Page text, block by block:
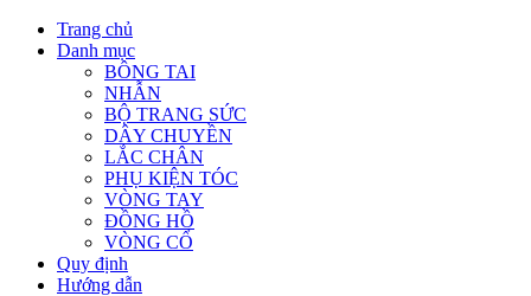
Skip
Trang chủ
Danh mục
BÔNG TAI
NHẪN
BỘ TRANG SỨC
DÂY CHUYỀN
LẮC CHÂN
PHỤ KIỆN TÓC
VÒNG TAY
ĐỒNG HỒ
VÒNG CỔ
Quy định
Hướng dẫn